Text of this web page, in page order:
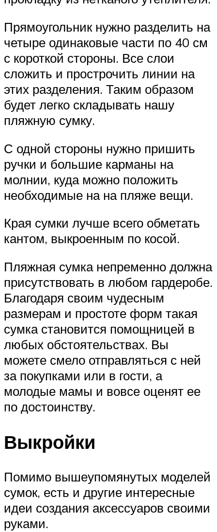
Прямоугольник нужно разделить на
четыре одинаковые части по 40 см
с короткой стороны. Все слои
сложить и прострочить линии на
этих разделения. Таким образом
будет легко складывать нашу
пляжную сумку.
С одной стороны нужно пришить
ручки и большие карманы на
молнии, куда можно положить
необходимые на на пляже вещи.
Края сумки лучше всего обметать
кантом, выкроенным по косой.
Пляжная сумка непременно должна
присутствовать в любом гардеробе.
Благодаря своим чудесным
размерам и простоте форм такая
сумка становится помощницей в
любых обстоятельствах. Вы
можете смело отправляться с ней
за покупками или в гости, а
молодые мамы и вовсе оценят ее
по достоинству.
Выкройки
Помимо вышеупомянутых моделей
сумок, есть и другие интересные
идеи создания аксессуаров своими
руками.